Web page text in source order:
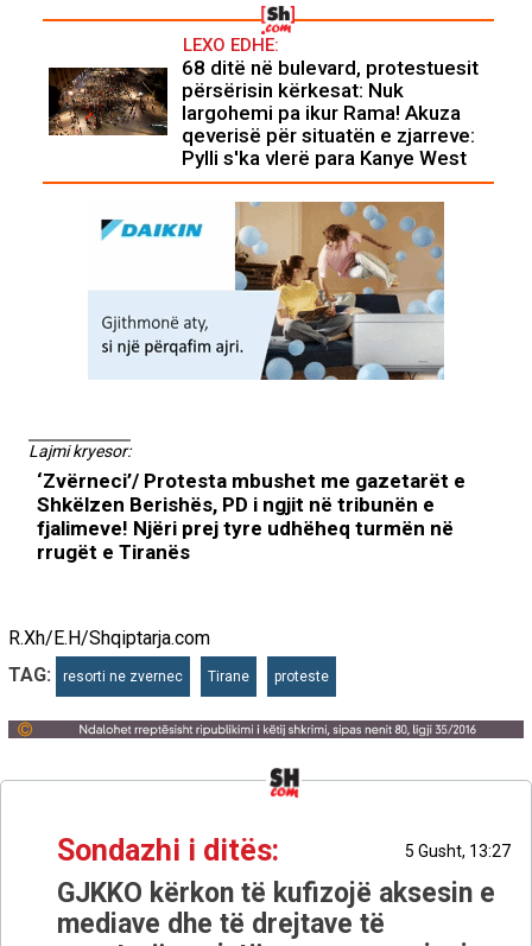
LEXO EDHE:
68 ditë në bulevard, protestuesit
përsërisin kërkesat: Nuk
largohemi pa ikur Rama! Akuza
qeverisë për situatën e zjarreve:
Pylli s'ka vlerë para Kanye West
Lajmi kryesor:
‘Zvërneci’/ Protesta mbushet me gazetarët e
Shkëlzen Berishës, PD i ngjit në tribunën e
fjalimeve! Njëri prej tyre udhëheq turmën në
rrugët e Tiranës
R.Xh/E.H/Shqiptarja.com
TAG:
resorti ne zvernec Tirane proteste
Sondazhi i ditës: 5 Gusht, 13:27
GJKKO kërkon të kufizojë aksesin e
mediave dhe të drejtave të